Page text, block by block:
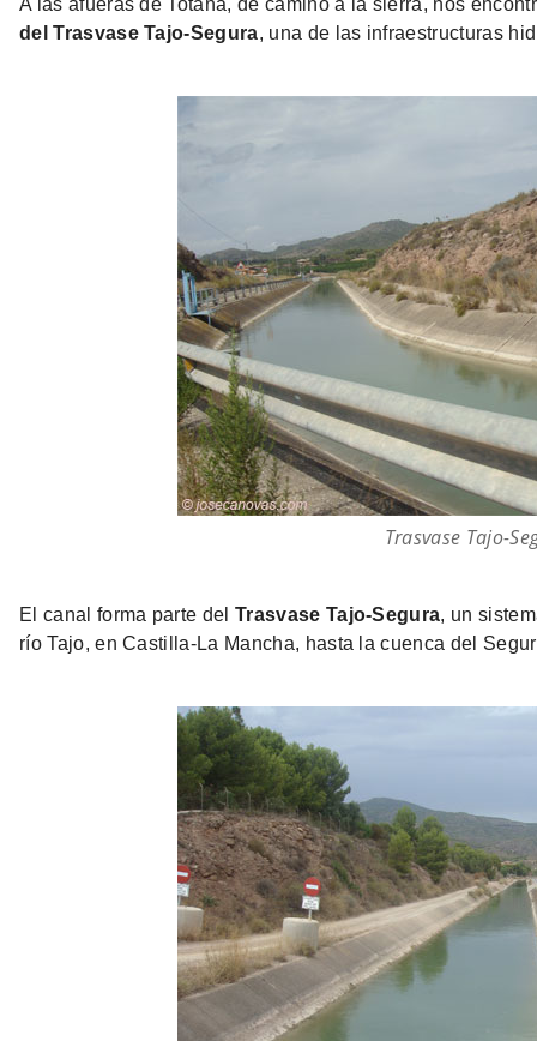
A las afueras de Totana, de camino a la sierra, nos
del Trasvase Tajo-Segura, una de las infraestructuras
Trasvase Tajo-
El canal forma parte del Trasvase Tajo-Segura, un
río Tajo, en Castilla-La Mancha, hasta la cuenca del